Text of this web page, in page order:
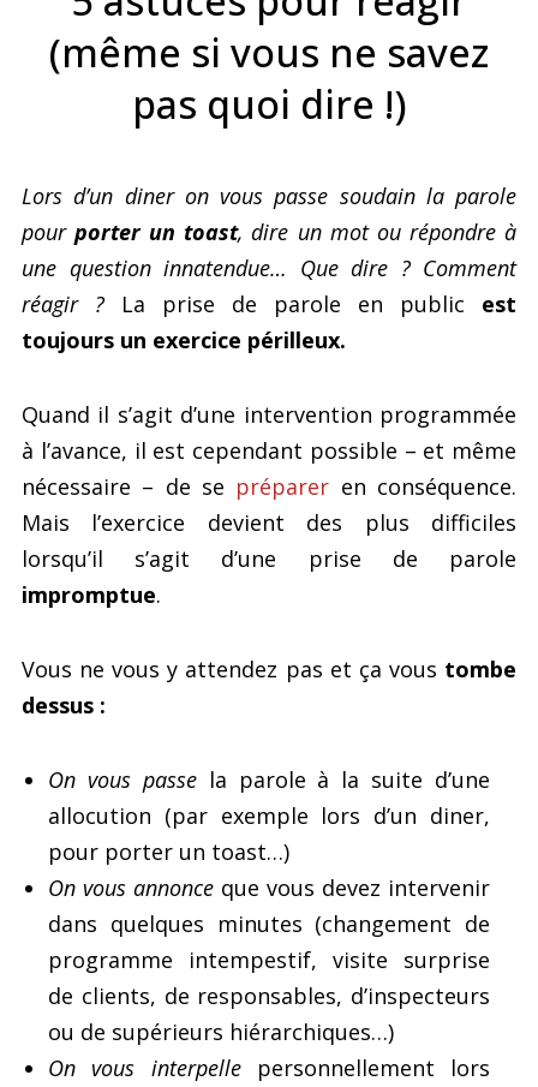
(même si vous ne savez
pas quoi dire !)
Lors d’un diner on vous passe soudain la parole
pourporter un toast, dire un mot ou répondre à
une question innatendue… Que dire ? Comment
réagir ? La prise de parole en public est
toujours un exercice périlleux.
Quand il s’agit d’une intervention programmée
à l’avance, il est cependant possible – et même
nécessaire – de se préparer en conséquence.
Mais l’exercice devient des plus difficiles
lorsqu’il s’agit d’une prise de parole
impromptue.
Vous ne vous y attendez pas et ça vous tombe
dessus :
On vous passela parole à la suite d’une
allocution (par exemple lors d’un diner,
pour porter un toast…)
On vous annonceque vous devez intervenir
dans quelques minutes (changement de
programme intempestif, visite surprise
de clients, de responsables, d’inspecteurs
ou de supérieurs hiérarchiques…)
On vous interpellepersonnellement lors